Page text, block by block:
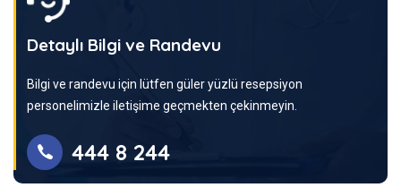
Detaylı Bilgi ve Randevu
Bilgi ve randevu için lütfen güler yüzlü resepsiyon
personelimizle iletişime geçmekten çekinmeyin.
444 8 244